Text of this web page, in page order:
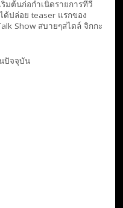
มต้นก่อกำเนิดรายการทีวี
ด้ปล่อย teaser แรกของ
Show สบายๆสไตล์ จิกกะ
ปัจจุบัน